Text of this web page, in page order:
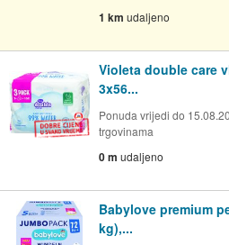
1 km udaljeno
Violeta double care
3x56...
Ponuda vrijedi do
trgovinama
0 m udaljeno
Babylove premium
kg),...